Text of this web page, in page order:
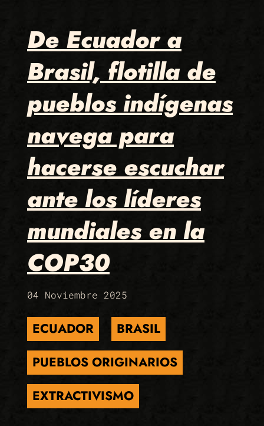
De Ecuador a
Brasil, flotilla de
pueblos indígenas
navega para
hacerse escuchar
ante los líderes
mundiales en la
COP30
04 Noviembre 2025
ECUADOR
BRASIL
PUEBLOS ORIGINARIOS
EXTRACTIVISMO